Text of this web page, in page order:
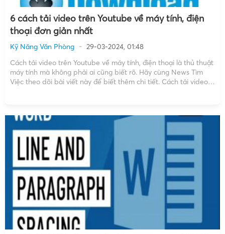
6 cách tải video trên Youtube về máy tính, điện
thoại đơn giản nhất
Kỹ Năng Văn Phòng
29-03-2024, 01:48
Cách tải video trên Youtube về máy tính, điện thoại là thủ thuật
máy tính mà không phải ai cũng biết rõ. Hãy cùng News Tìm
Việc theo dõi bài viết này để biết thêm chi tiết. Cách tải video